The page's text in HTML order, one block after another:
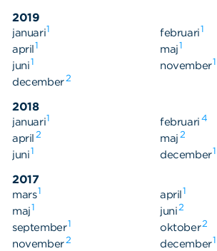
2019
januari1 februari1
april1 maj1
juni1 november1
december2
2018
januari1 februari 4
april 2 maj 2
juni1 december1
2017
mars1 april1
maj1 juni2
september1 oktober2
november2 december1